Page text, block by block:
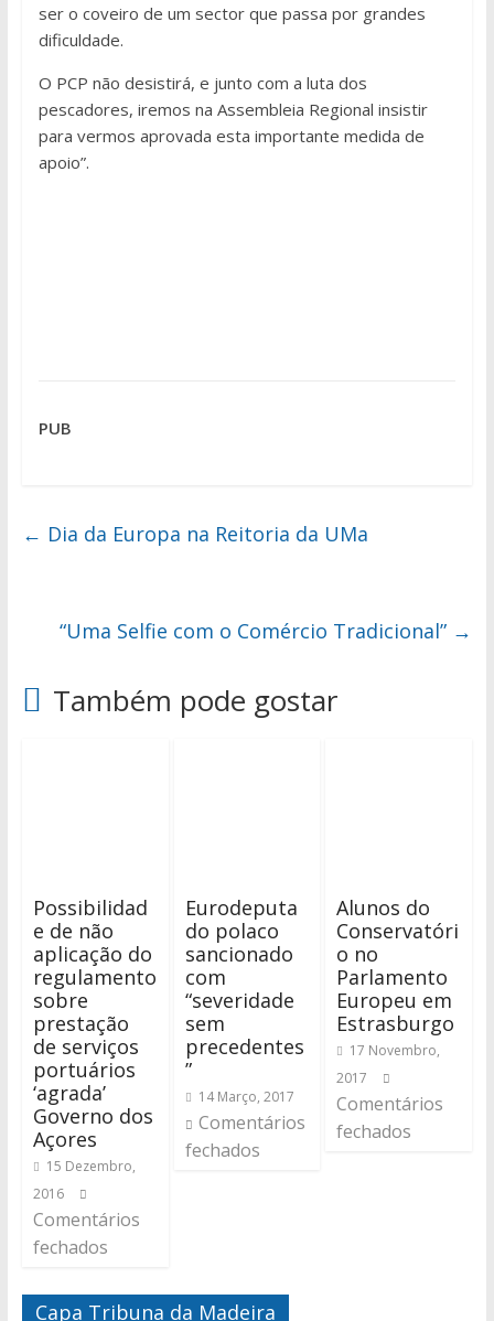
ser o coveiro de um sector que passa por grandes
dificuldade.
O PCP não desistirá, e junto com a luta dos
pescadores, iremos na Assembleia Regional insistir
para vermos aprovada esta importante medida de
apoio”.
PUB
← Dia da Europa na Reitoria da UMa
“Uma Selfie com o Comércio Tradicional” →
Também pode gostar
Possibilidad
e de não
aplicação do
regulamento
sobre
prestação
de serviços
portuários
‘agrada’
Governo dos
Açores
15 Dezembro,
2016
Comentários
fechados
Eurodeputa
do polaco
sancionado
com
“severidade
sem
precedentes
”
14 Março, 2017
Comentários
fechados
Alunos do
Conservatóri
o no
Parlamento
Europeu em
Estrasburgo
17 Novembro,
2017
Comentários
fechados
Capa Tribuna da Madeira